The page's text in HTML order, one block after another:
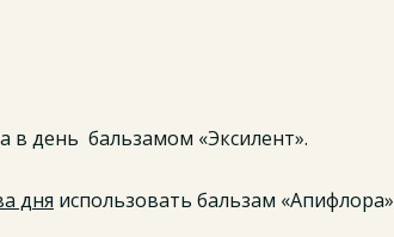
в день бальзамом «Эксилент».
дня использовать бальзам «Апифлора»